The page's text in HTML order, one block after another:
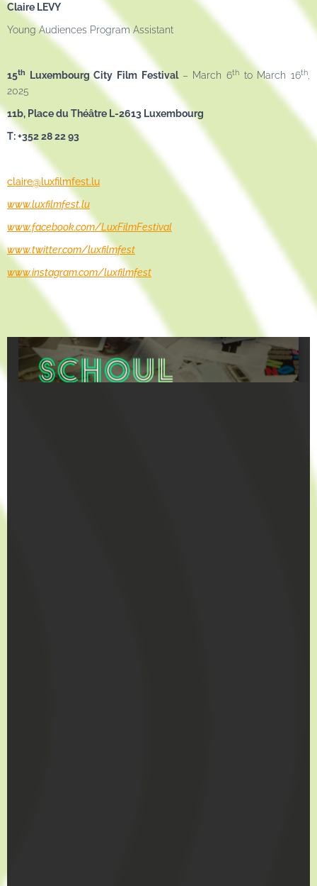
Claire LEVY
Young Audiences Program Assistant
15th Luxembourg City Film Festival – March 6thto March 16th
2025
11b, Place du Théâtre L-2613 Luxembourg
T: +352 28 22 93
claire@luxfilmfest.lu
www.luxfilmfest.lu
www.facebook.com/LuxFilmFestival
www.twitter.com/luxfilmfest
www.instagram.com/luxfilmfest